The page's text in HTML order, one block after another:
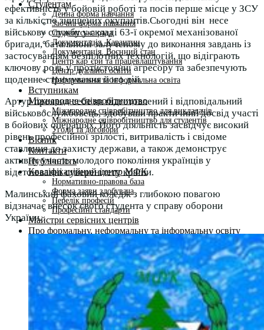
Студентам
Денна форма навчання
Заочна форма навчання
Студентська рада
Документація. Карантин
Документація. Воєнний стан
Центр кар’єри та працевлаштування
Центр дуальної освіти
Неформальна та інформальна освіта
Вступникам
Міжнародне співробітництво
Міжнародне співробітництво для викладачів
Міжнародне співробітництво для студентів
Угоди та договори
Вісник
Контакти
Публічність
Кваліфікаційний центр МФК
Нормативно-правова база
Форма заяви здобувача
Перелік професій
Професійні стандарти
Майстри сервісних центрів
Про формальну, неформальну та інформальну освіту
ефективність у бойовій роботі та посів перше місце у ЗСУ
за кількістю знищених окупантів.Сьогодні він несе
військову службу у складі 63-ї окремої механізованої
бригади, батальйоні залученому до виконання завдань із
застосуванням безпілотних технологій, що відіграють
ключову роль у протистоянні агресору та забезпечують
щоденне стримування його дій.
Артур проявив себе як підготовлений і відповідальний
військовослужбовець, здобувши практичний досвід участі
в бойових операціях. Його діяльність засвідчує високий
рівень професійної зрілості, витривалість і свідоме
ставлення до захисту держави, а також демонструє
активну участь молодого покоління українців у
відстоюванні суверенітету країни.
Малинський фаховий коледж з глибокою повагою
відзначає внесок свого студента у справу оборони
України.